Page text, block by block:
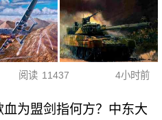
阅读 11437 4小时前
血为盟剑指何方？中东大